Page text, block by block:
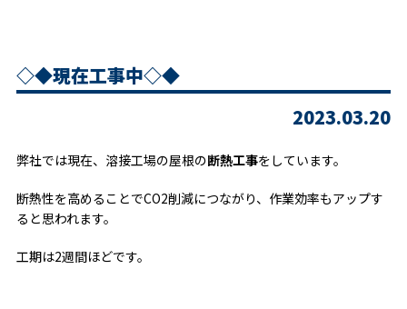
◇◆現在工事中◇◆
2023.03.20
弊社では現在、溶接工場の屋根の断熱工事をしています。
断熱性を高めることでCO2削減につながり、作業効率もアップす
ると思われます。
工期は2週間ほどです。